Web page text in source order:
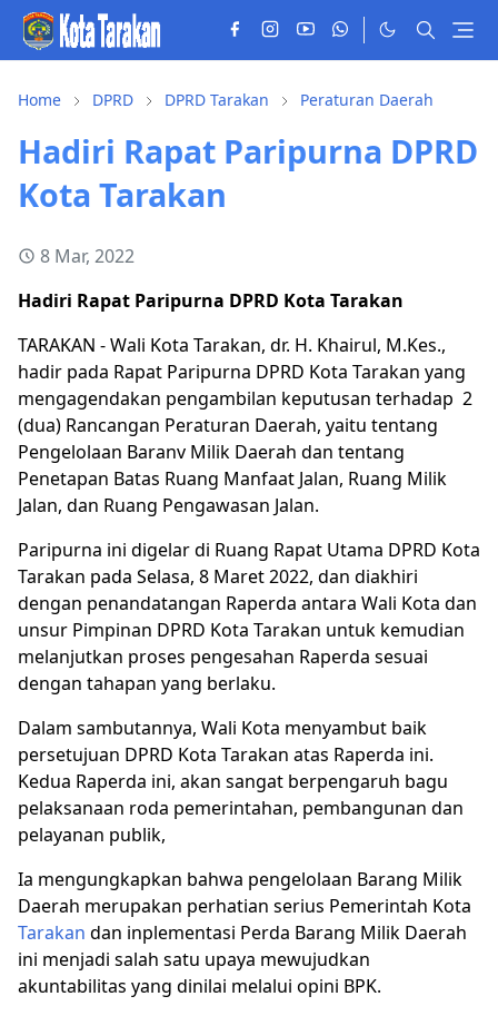
Home DPRD DPRD Tarakan Peraturan Daerah
Hadiri Rapat Paripurna DPRD
Kota Tarakan
8 Mar, 2022
Hadiri Rapat Paripurna DPRD Kota Tarakan
TARAKAN - Wali Kota Tarakan, dr. H. Khairul, M.Kes.,
hadir pada Rapat Paripurna DPRD Kota Tarakan yang
mengagendakan pengambilan keputusan terhadap 2
(dua) Rancangan Peraturan Daerah, yaitu tentang
Pengelolaan Baranv Milik Daerah dan tentang
Penetapan Batas Ruang Manfaat Jalan, Ruang Milik
Jalan, dan Ruang Pengawasan Jalan.
Paripurna ini digelar di Ruang Rapat Utama DPRD Kota
Tarakan pada Selasa, 8 Maret 2022, dan diakhiri
dengan penandatangan Raperda antara Wali Kota dan
unsur Pimpinan DPRD Kota Tarakan untuk kemudian
melanjutkan proses pengesahan Raperda sesuai
dengan tahapan yang berlaku.
Dalam sambutannya, Wali Kota menyambut baik
persetujuan DPRD Kota Tarakan atas Raperda ini.
Kedua Raperda ini, akan sangat berpengaruh bagu
pelaksanaan roda pemerintahan, pembangunan dan
pelayanan publik,
Ia mengungkapkan bahwa pengelolaan Barang Milik
Daerah merupakan perhatian serius Pemerintah Kota
Tarakan dan inplementasi Perda Barang Milik Daerah
ini menjadi salah satu upaya mewujudkan
akuntabilitas yang dinilai melalui opini BPK.